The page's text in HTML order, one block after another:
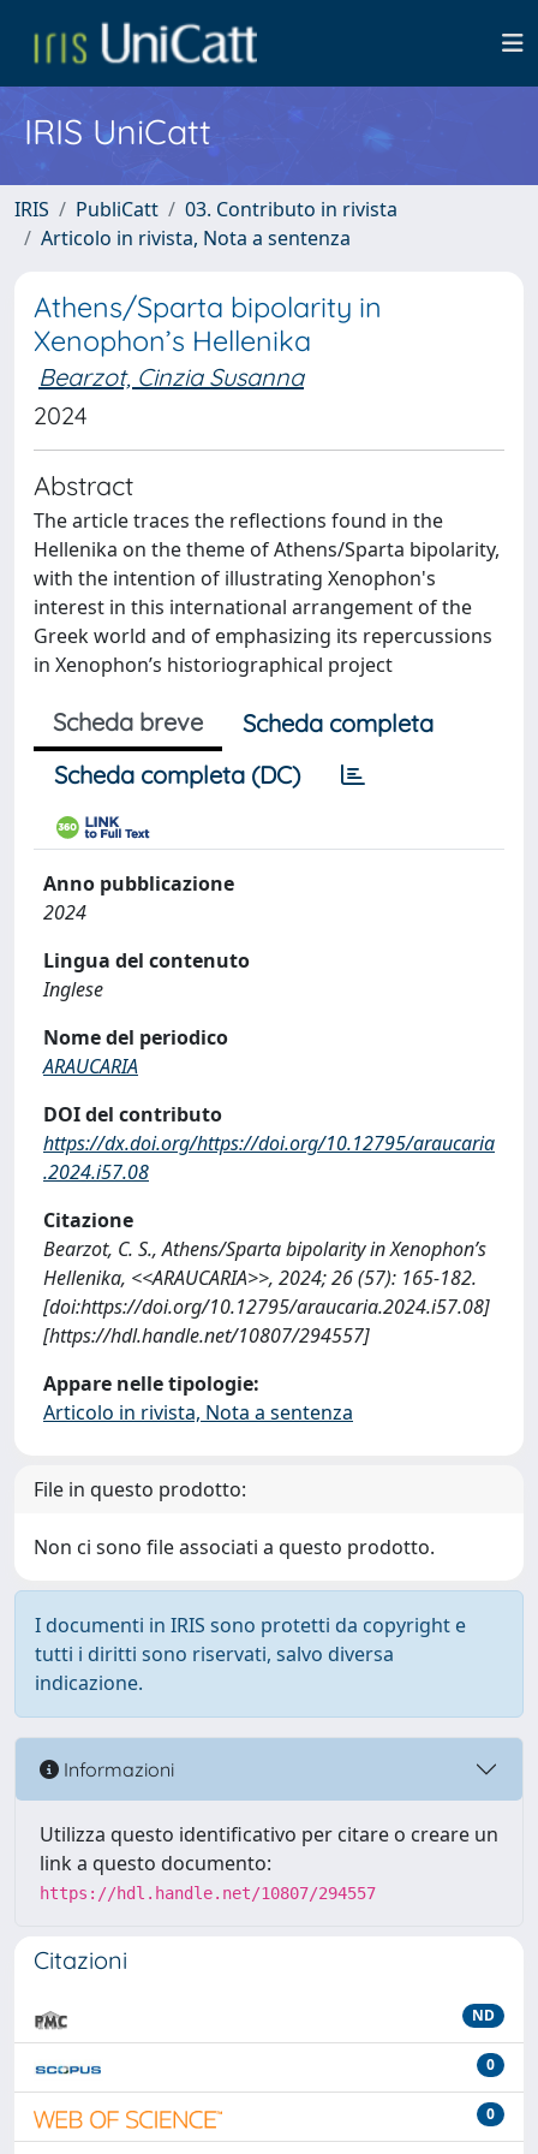
IRIS UniCatt
IRIS PubliCatt
03. Contributo in rivista
Articolo in rivista, Nota a sentenza
Athens/Sparta bipolarity in
Xenophon’s Hellenika
Bearzot, Cinzia Susanna
2024
Abstract
The article traces the reflections found in the
Hellenika on the theme of Athens/Sparta bipolarity,
with the intention of illustrating Xenophon's
interest in this international arrangement of the
Greek world and of emphasizing its repercussions
in Xenophon’s historiographical project
Scheda breve
Scheda completa
Scheda completa (DC)
Anno pubblicazione
2024
Lingua del contenuto
Inglese
Nome del periodico
ARAUCARIA
DOI del contributo
https://dx.doi.org/https://doi.org/10.12795/araucaria
.2024.i57.08
Citazione
Bearzot, C. S., Athens/Sparta bipolarity in Xenophon’s
Hellenika, <<ARAUCARIA>>, 2024; 26 (57): 165-182.
[doi:https://doi.org/10.12795/araucaria.2024.i57.08]
[https://hdl.handle.net/10807/294557]
Appare nelle tipologie:
Articolo in rivista, Nota a sentenza
File in questo prodotto:
Non ci sono file associati a questo prodotto.
I documenti in IRIS sono protetti da copyright e
tutti i diritti sono riservati, salvo diversa
indicazione.
Informazioni
Utilizza questo identificativo per citare o creare un
link a questo documento:
https://hdl.handle.net/10807/294557
Citazioni
ND
0
0